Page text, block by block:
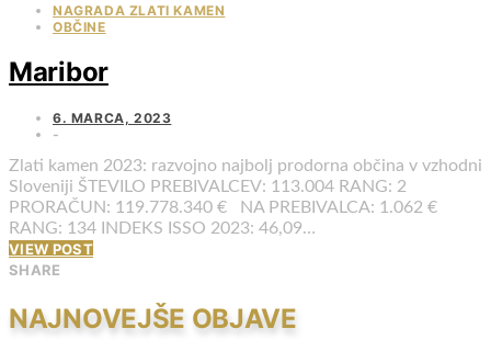
NAGRADA ZLATI KAMEN
OBČINE
Maribor
6. MARCA, 2023
Zlati kamen 2023: razvojno najbolj prodorna občina v vzhodni
Sloveniji ŠTEVILO PREBIVALCEV: 113.004 RANG: 2
PRORAČUN: 119.778.340 € NA PREBIVALCA: 1.062 €
RANG: 134 INDEKS ISSO 2023: 46,09…
VIEW POST
SHARE
NAJNOVEJŠE OBJAVE